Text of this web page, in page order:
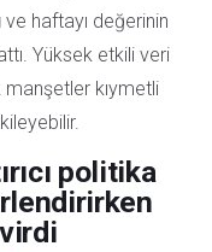
ve haftayı değerinin
Yüksek etkili veri
manşetler kıymetli
politika